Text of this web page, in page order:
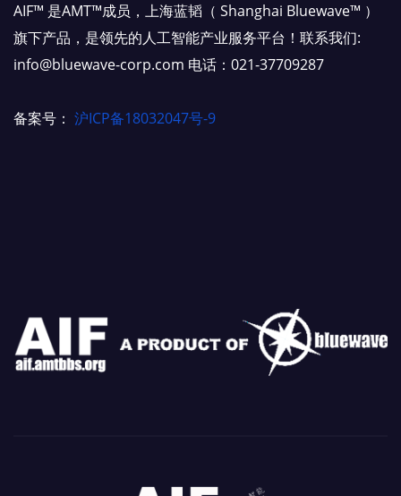
AIF™ 是AMT™成员，上海蓝韬（ Shanghai Bluewave™ ）
旗下产品，是领先的人工智能产业服务平台！联系我们:
info@bluewave-corp.com 电话：021-37709287
备案号： 沪ICP备18032047号-9